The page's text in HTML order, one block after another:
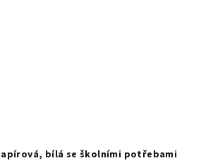
bílá se školními potřebami